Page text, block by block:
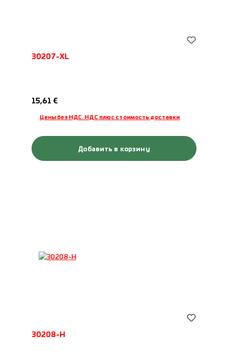
30207-XL
Обычная цена:
15,61 €
Цены без НДС. НДС плюс стоимость доставки
Добавить в корзину
30208-H